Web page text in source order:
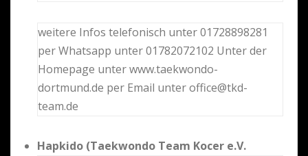
weitere Infos telefonisch unter 01728898281
per Whatsapp unter 01782072102 Unter der
Homepage unter www.taekwondo-
dortmund.de per Email unter office@tkd-
team.de
Hapkido (Taekwondo Team Kocer e.V.